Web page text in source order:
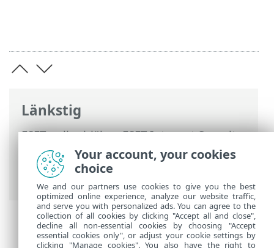
Länkstig
ESET onlinehjälp>ESET Internet Security
Avancerade inställningar>
Genomsökningar
Nätverkstrafiksskanner
Your account, your cookies
choice
We and our partners use cookies to give you the best
optimized online experience, analyze our website traffic,
and serve you with personalized ads. You can agree to the
collection of all cookies by clicking "Accept all and close",
decline all non-essential cookies by choosing "Accept
essential cookies only", or adjust your cookie settings by
clicking "Manage cookies". You also have the right to